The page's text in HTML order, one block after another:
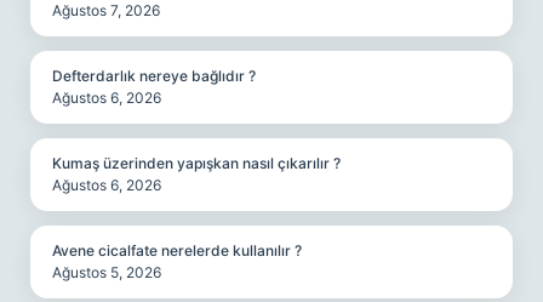
Ağustos 7, 2026
Defterdarlık nereye bağlıdır ?
Ağustos 6, 2026
Kumaş üzerinden yapışkan nasıl çıkarılır ?
Ağustos 6, 2026
Avene cicalfate nerelerde kullanılır ?
Ağustos 5, 2026